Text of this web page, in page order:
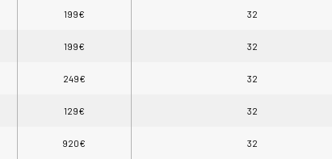
199€ 32
199€ 32
249€ 32
129€ 32
920€ 32